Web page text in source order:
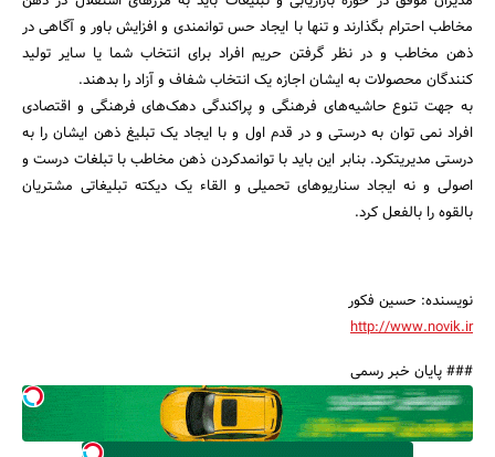
مخاطب احترام بگذارند و تنها با ایجاد حس توانمندی و افزایش باور و آگاهی در
ذهن مخاطب و در نظر گرفتن حریم افراد برای انتخاب شما یا سایر تولید
کنندگان محصولات به ایشان اجازه یک انتخاب شفاف و آزاد را بدهند.
به جهت تنوع حاشیه‌های فرهنگی و پراکندگی دهک‌های فرهنگی و اقتصادی
افراد نمی توان به درستی و در قدم اول و با ایجاد یک تبلیغ ذهن ایشان را به
درستی مدیریتکرد. بنابر این باید با توانمدکردن ذهن مخاطب با تبلغات درست و
اصولی و نه ایجاد سناریوهای تحمیلی و القاء یک دیکته تبلیغاتی مشتریان
بالقوه را بالفعل کرد.
نویسنده: حسین فکور
http://www.novik.ir
### پایان خبر رسمی